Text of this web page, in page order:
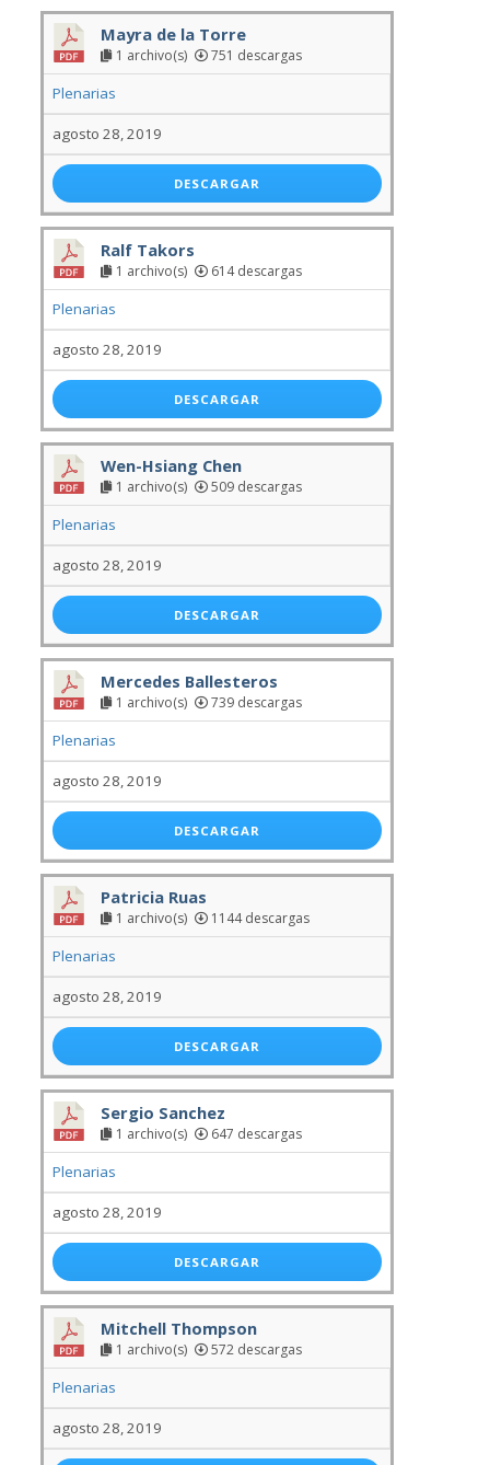
Mayra de la Torre
1 archivo(s) 751 descargas
Plenarias
agosto 28, 2019
DESCARGAR
Ralf Takors
1 archivo(s) 614 descargas
Plenarias
agosto 28, 2019
DESCARGAR
Wen-Hsiang Chen
1 archivo(s) 509 descargas
Plenarias
agosto 28, 2019
DESCARGAR
Mercedes Ballesteros
1 archivo(s) 739 descargas
Plenarias
agosto 28, 2019
DESCARGAR
Patricia Ruas
1 archivo(s) 1144 descargas
Plenarias
agosto 28, 2019
DESCARGAR
Sergio Sanchez
1 archivo(s) 647 descargas
Plenarias
agosto 28, 2019
DESCARGAR
Mitchell Thompson
1 archivo(s) 572 descargas
Plenarias
agosto 28, 2019